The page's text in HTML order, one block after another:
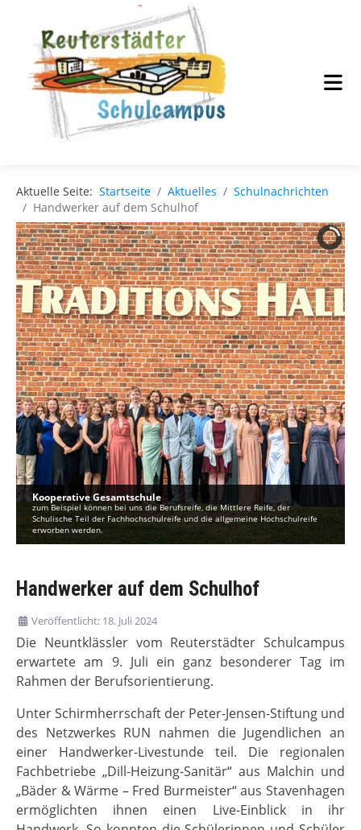
Aktuelle Seite: Startseite Aktuelles
Schulnachrichten
Handwerker auf dem Schulhof
Kooperative Gesamtschule
zum Beispiel können bei uns die Berufsreife, die Mittlere Reife, der
Schulische Teil der Fachhochschulreife und die allgemeine Hochschulreife
erworben werden.
Handwerker auf dem Schulhof
Veröffentlicht: 18. Juli 2024
Die Neuntklässler vom Reuterstädter Schulcampus
erwartete am 9. Juli ein ganz besonderer Tag im
Rahmen der Berufsorientierung.
Unter Schirmherrschaft der Peter-Jensen-Stiftung und
des Netzwerkes RUN nahmen die Jugendlichen an
einer Handwerker-Livestunde teil. Die regionalen
Fachbetriebe „Dill-Heizung-Sanitär“ aus Malchin und
„Bäder & Wärme – Fred Burmeister“ aus Stavenhagen
ermöglichten ihnen einen Live-Einblick in ihr